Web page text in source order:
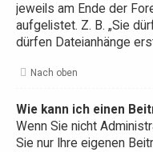
jeweils am Ende der
aufgelistet. Z. B. „Sie
dürfen Dateianhänge
Nach oben
Wie kann ich einen
Wenn Sie nicht
Sie nur Ihre eigenen